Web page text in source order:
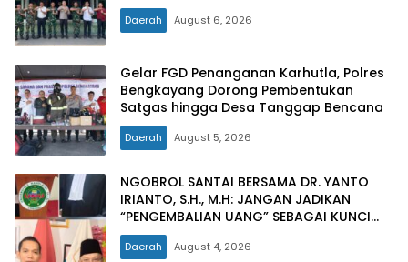
Daerah August 6, 2026
Gelar FGD Penanganan Karhutla, Polres
Bengkayang Dorong Pembentukan
Satgas hingga Desa Tanggap Bencana
Daerah August 5, 2026
NGOBROL SANTAI BERSAMA DR. YANTO
IRIANTO, S.H., M.H: JANGAN JADIKAN
“PENGEMBALIAN UANG” SEBAGAI KUNCI
PINTU KELUAR DARI JERATAN HUKUM
PIDANA KORUPSI
Daerah August 4, 2026